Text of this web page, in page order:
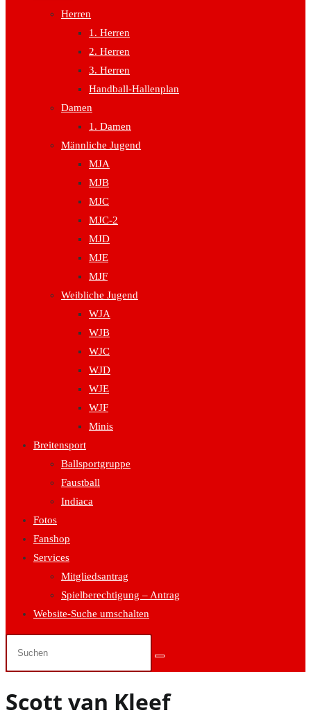
Herren
1. Herren
2. Herren
3. Herren
Handball-Hallenplan
Damen
1. Damen
Männliche Jugend
MJA
MJB
MJC
MJC-2
MJD
MJE
MJF
Weibliche Jugend
WJA
WJB
WJC
WJD
WJE
WJF
Minis
Breitensport
Ballsportgruppe
Faustball
Indiaca
Fotos
Fanshop
Services
Mitgliedsantrag
Spielberechtigung – Antrag
Website-Suche umschalten
Scott van Kleef